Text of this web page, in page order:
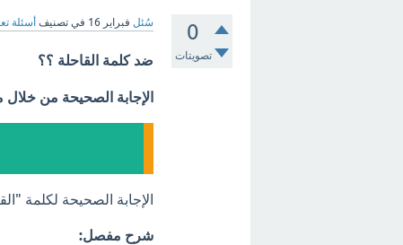
0
تصويتات
سُئل فبراير 16 في تصنيف أسئلة
ضد كلمة القاحلة ؟؟
الإجابة الصحيحة من خلال
الإجابة الصحيحة لكلمة
شرح مفصل: